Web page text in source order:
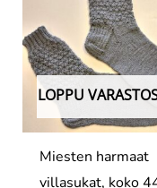
LOPPU
Miesten harmaat
villasukat, koko